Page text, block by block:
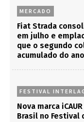
MERCADO
Fiat Strada
em julho e
que o segundo
acumulado do ano
FESTIVAL
Nova marca
Brasil no Festival